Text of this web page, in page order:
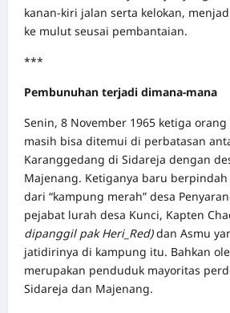
kanan-kiri jalan serta kelokan,
ke mulut seusai pembantaian.
***
Pembunuhan terjadi dimana-mana
Senin, 8 November 1965 ketiga
masih bisa ditemui di perbatasan
Karanggedang di Sidareja dengan
Majenang. Ketiganya baru
dari “kampung merah” desa
pejabat lurah desa Kunci, Kapten
dipanggil pak Heri_Red)dan Asmu
jatidirinya di kampung itu. Bahkan
merupakan penduduk mayoritas
Sidareja dan Majenang.